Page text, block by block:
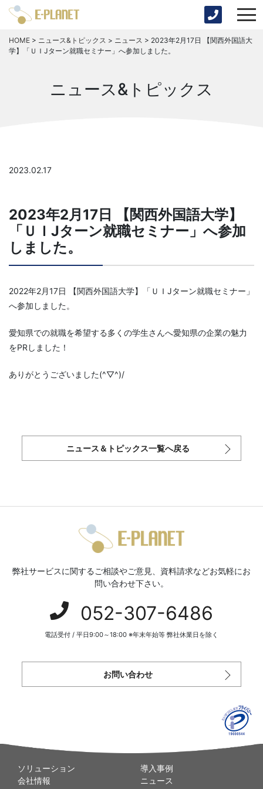
HOME > ニュース&トピックス > ニュース > 2023年2月17日 【関西外国語大
学】「ＵＩJターン就職セミナー」へ参加しました。
ニュース&トピックス
2023.02.17
2023年2月17日 【関西外国語大学】
「ＵＩJターン就職セミナー」へ参加
しました。
2022年2月17日 【関西外国語大学】「ＵＩJターン就職セミナー」
へ参加しました。
愛知県での就職を希望する多くの学生さんへ愛知県の企業の魅力
をPRしました！
ありがとうございました(^▽^)/
ニュース＆トピックス一覧へ戻る
弊社サービスに関するご相談やご意見、資料請求などお気軽にお
問い合わせ下さい。
052-307-6486
電話受付 / 平日9:00～18:00 ※年末年始等 弊社休業日を除く
お問い合わせ
ソリューション
導入事例
会社情報
ニュース